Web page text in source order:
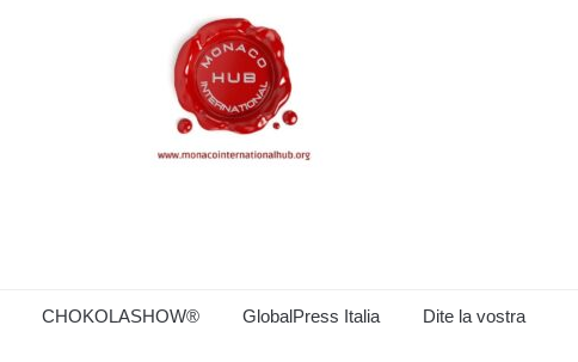
CHOKOLASHOW® GlobalPress Italia Dite la vostra